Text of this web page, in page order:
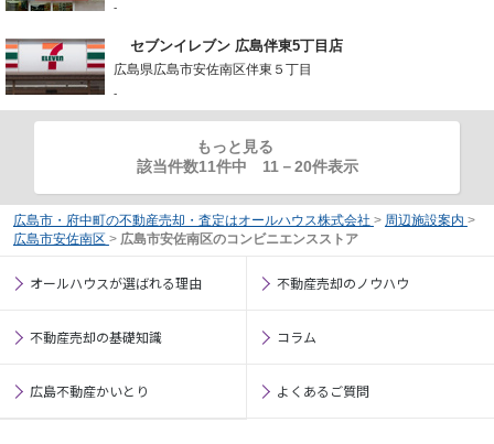
-
セブンイレブン 広島伴東5丁目店
広島県広島市安佐南区伴東５丁目
-
もっと見る
該当件数11件中 11 －20件表示
広島市・府中町の不動産売却・査定はオールハウス株式会社 > 周辺施設案内 >
広島市安佐南区 > 広島市安佐南区のコンビニエンスストア
オールハウスが選ばれる理由 不動産売却のノウハウ
不動産売却の基礎知識 コラム
広島不動産かいとり よくあるご質問